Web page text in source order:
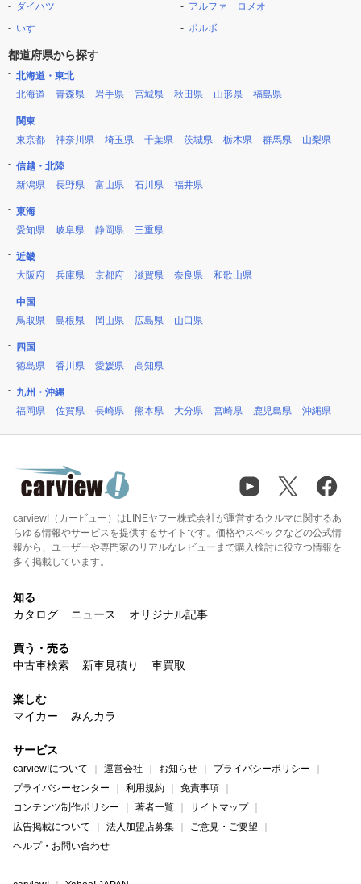
ダイハツ
いすゞ
アルファ ロメオ
ボルボ
都道府県から探す
北海道・東北
北海道
青森県 岩手県 宮城県 秋田県 山形県 福島県
関東
東京都
神奈川県 埼玉県 千葉県 茨城県 栃木県 群馬県 山梨県
信越・北陸
新潟県
長野県 富山県 石川県 福井県
東海
愛知県
岐阜県 静岡県 三重県
近畿
大阪府
兵庫県 京都府 滋賀県 奈良県 和歌山県
中国
鳥取県
島根県 岡山県 広島県 山口県
四国
徳島県
香川県 愛媛県 高知県
九州・沖縄
福岡県
佐賀県 長崎県 熊本県 大分県 宮崎県 鹿児島県 沖縄県
carview!（カービュー）はLINEヤフー株式会社が運営するクルマに関するあ
らゆる情報やサービスを提供するサイトです。価格やスペックなどの公式情
報から、ユーザーや専門家のリアルなレビューまで購入検討に役立つ情報を
多く掲載しています。
知る
カタログ
ニュース オリジナル記事
買う・売る
中古車検索
新車見積り 車買取
楽しむ
マイカー
みんカラ
サービス
carview!について 運営会社 お知らせ
プライバシーポリシー
プライバシーセンター
利用規約
免責事項
コンテンツ制作ポリシー
著者一覧
サイトマップ
広告掲載について
法人加盟店募集
ご意見・ご要望
ヘルプ・お問い合わせ